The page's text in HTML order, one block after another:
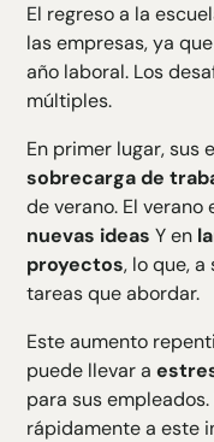
El regreso a la
las empresas, ya
año laboral. Los
múltiples.
En primer lugar, sus
sobrecarga de
de verano. El
nuevas ideas Y en
proyectos, lo que,
tareas que abordar.
Este aumento
puede llevar a
para sus
rápidamente a este